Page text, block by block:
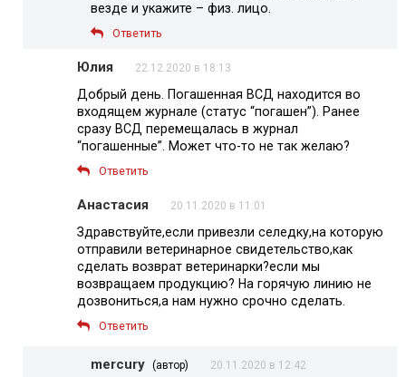
везде и укажите – физ. лицо.
Ответить
Юлия 22.12.2020 в 18:13
Добрый день. Погашенная ВСД находится во
входящем журнале (статус “погашен”). Ранее
сразу ВСД перемещалась в журнал
“погашенные”. Может что-то не так желаю?
Ответить
Анастасия 20.11.2020 в 11:01
Здравствуйте,если привезли селедку,на которую
отправили ветеринарное свидетельство,как
сделать возврат ветеринарки?если мы
возвращаем продукцию? На горячую линию не
дозвониться,а нам нужно срочно сделать.
Ответить
mercury (автор) 20.11.2020 в 12:42